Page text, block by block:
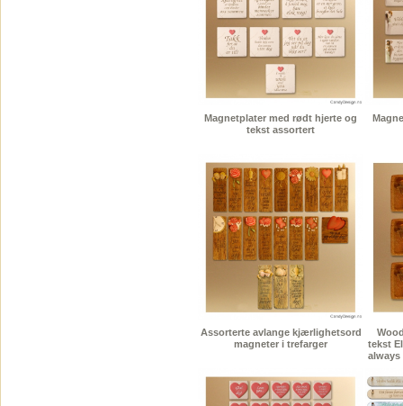
Magnetplater med rødt hjerte og
tekst assortert
Assorterte avlange kjærlighetsord
magneter i trefarger
tekst
always